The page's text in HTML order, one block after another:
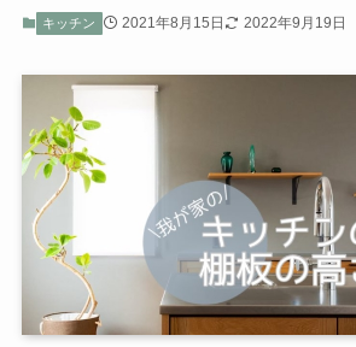
キッチン 2021年8月15日 2022年9月19日